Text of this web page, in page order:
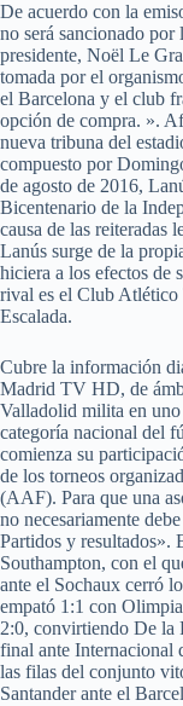
De acuerdo con la
no será sancionado
presidente, Noël Le
tomada por el
el Barcelona y el club
opción de compra. ».
nueva tribuna del
compuesto por
de agosto de 2016,
Bicentenario de la
causa de las reiteradas
Lanús surge de la
hiciera a los efectos de
rival es el Club Atlético
Escalada.
Cubre la información
Madrid TV HD, de
Valladolid milita en
categoría nacional del
comienza su
de los torneos
(AAF). Para que una
no necesariamente
Partidos y resultados».
Southampton, con el
ante el Sochaux cerró
empató 1:1 con
2:0, convirtiendo De la
final ante Internacional
las filas del conjunto
Santander ante el